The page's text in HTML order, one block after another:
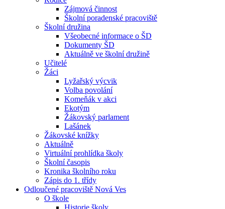
Zájmová činnost
Školní poradenské pracoviště
Školní družina
Všeobecné informace o ŠD
Dokumenty ŠD
Aktuálně ve školní družině
Učitelé
Žáci
Lyžařský výcvik
Volba povolání
Komeňák v akci
Ekotým
Žákovský parlament
Lašánek
Žákovské knížky
Aktuálně
Virtuální prohlídka školy
Školní časopis
Kronika školního roku
Zápis do 1. třídy
Odloučené pracoviště Nová Ves
O škole
Historie školy